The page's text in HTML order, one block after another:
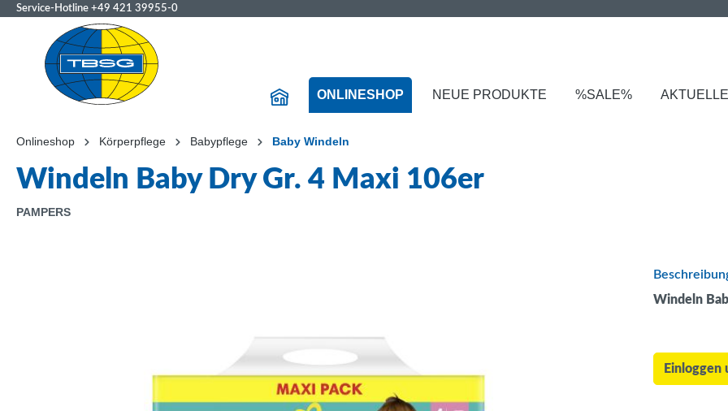
Service-Hotline +49 421 39955-0
ONLINESHOP NEUE PRODUKTE %SALE%
Onlineshop Körperpflege Babypflege Baby Windeln
Windeln Baby Dry Gr. 4 Maxi 106er
PAMPERS
Windeln
Einloggen